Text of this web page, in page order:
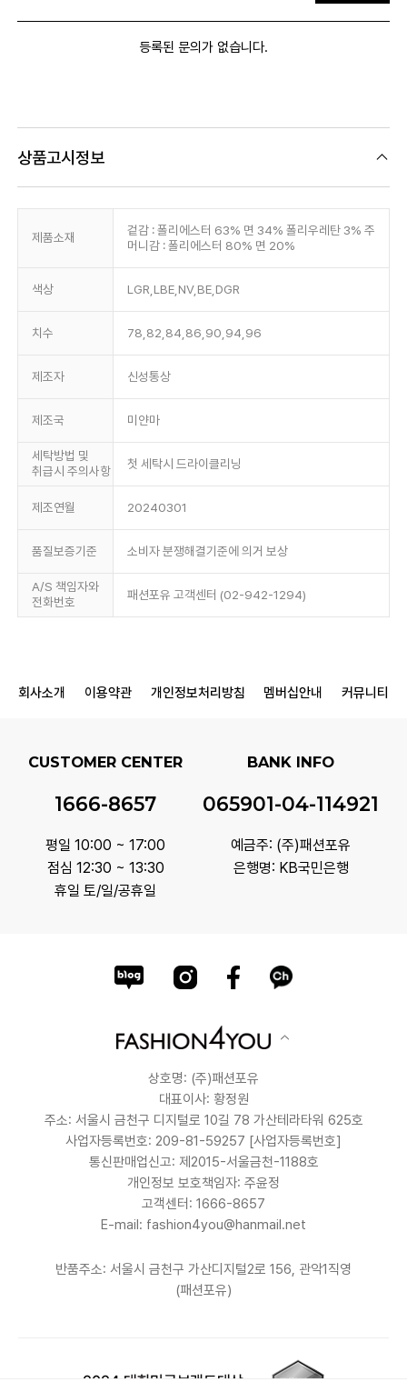
등록된 문의가 없습니다.
상품고시정보
제품소재
겉감 : 폴리에스터 63% 면 34% 폴리우레탄 3% 주
머니감 : 폴리에스터 80% 면 20%
색상 LGR,LBE,NV,BE,DGR
치수 78,82,84,86,90,94,96
제조자 신성통상
제조국 미얀마
세탁방법 및
취급시 주의사항
첫 세탁시 드라이클리닝
제조연월 20240301
품질보증기준 소비자 분쟁해결기준에 의거 보상
A/S 책임자와
전화번호
패션포유 고객센터 (02-942-1294)
회사소개 이용약관 개인정보처리방침 멤버십안내 커뮤니티
CUSTOMER CENTER
1666-8657
평일 10:00 ~ 17:00
점심 12:30 ~ 13:30
휴일 토/일/공휴일
BANK INFO
065901-04-114921
예금주: (주)패션포유
은행명: KB국민은행
상호명: (주)패션포유
대표이사: 황정원
주소: 서울시 금천구 디지털로 10길 78 가산테라타워 625호
사업자등록번호: 209-81-59257 [사업자등록번호]
통신판매업신고: 제2015-서울금천-1188호
개인정보 보호책임자: 주윤정
고객센터: 1666-8657
E-mail: fashion4you@hanmail.net
반품주소: 서울시 금천구 가산디지털2로 156, 관악1직영
(패션포유)